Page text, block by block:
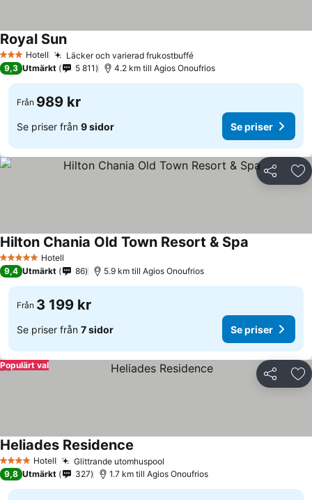
3 StjärnorHotell Läcker och varierad frukostbuffé
Royal Sun
9,3 Utmärkt 5 811 4.2 km till Agios Onoufrios
Från 989 kr
Se priser från 9 sidor Se priser
Dela
5 Stjärnor Hotell
Hilton Chania Old Town Resort & Spa
9,4 Utmärkt 86 5.9 km till Agios Onoufrios
Från 3 199 kr
Se priser från 7 sidor Se priser
Dela
Populärt val
4 StjärnorHotell Glittrande utomhuspool
Heliades Residence
9,8 Utmärkt 327 1.7 km till Agios Onoufrios